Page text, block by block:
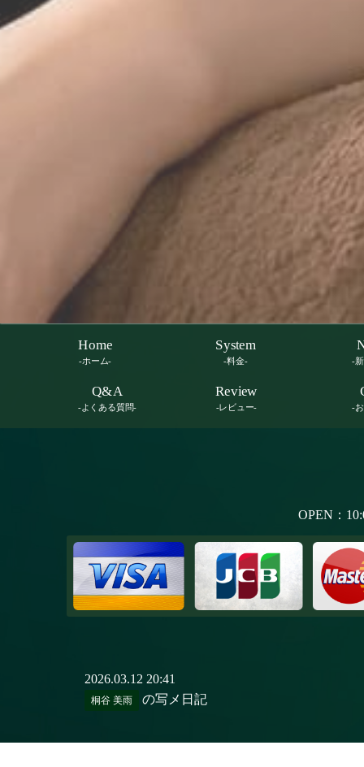
Home
-ホーム-
System
-料金- -
Q&A
-よくある質問-
Review
-レビュー- -
OPEN：
2026.03.12 20:41
桐谷 美雨 の写メ日記